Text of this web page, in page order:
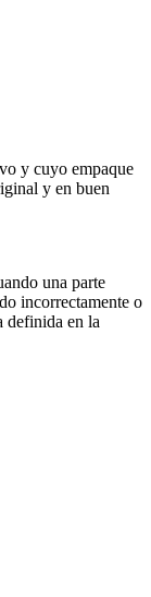
y cuyo empaque
y en buen
una parte
incorrectamente o
definida en la